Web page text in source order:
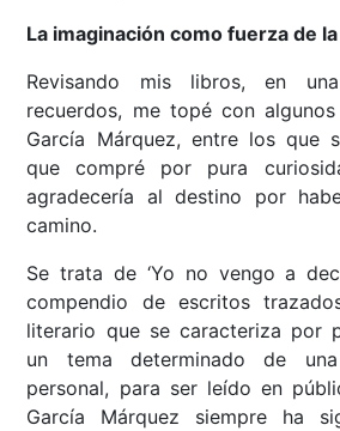
La imaginación como fuerza de
Revisando mis libros, en
recuerdos, me topé con
García Márquez, entre los que
que compré por pura
agradecería al destino por
camino.
Se trata de ‘Yo no vengo a
compendio de escritos
literario que se caracteriza por
un tema determinado de
personal, para ser leído en
García Márquez siempre ha